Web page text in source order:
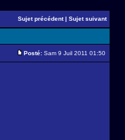
Sujet précédent| Sujet suivant
Posté: Sam 9 Juil 2011 01:50